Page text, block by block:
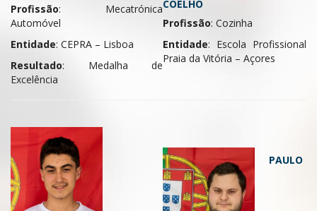
Profissão: Mecatrónica
Automóvel
Entidade: CEPRA – Lisboa
Resultado: Medalha de
Excelência
COELHO
Profissão: Cozinha
Entidade: Escola Profissional
Praia da Vitória – Açores
PAULO